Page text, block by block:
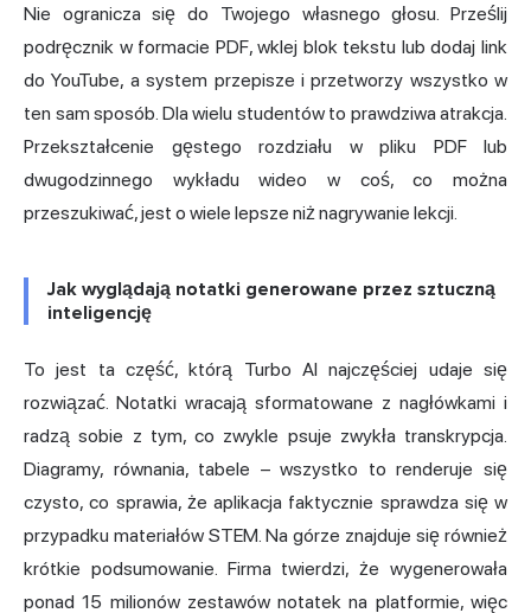
Nie ogranicza się do Twojego własnego głosu. Prześlij
podręcznik w formacie PDF, wklej blok tekstu lub dodaj link
do YouTube, a system przepisze i przetworzy wszystko w
ten sam sposób. Dla wielu studentów to prawdziwa atrakcja.
Przekształcenie gęstego rozdziału w pliku PDF lub
dwugodzinnego wykładu wideo w coś, co można
przeszukiwać, jest o wiele lepsze niż nagrywanie lekcji.
Jak wyglądają notatki generowane przez sztuczną
inteligencję
To jest ta część, którą Turbo AI najczęściej udaje się
rozwiązać. Notatki wracają sformatowane z nagłówkami i
radzą sobie z tym, co zwykle psuje zwykła transkrypcja.
Diagramy, równania, tabele – wszystko to renderuje się
czysto, co sprawia, że aplikacja faktycznie sprawdza się w
przypadku materiałów STEM. Na górze znajduje się również
krótkie podsumowanie. Firma twierdzi, że wygenerowała
ponad 15 milionów zestawów notatek na platformie, więc